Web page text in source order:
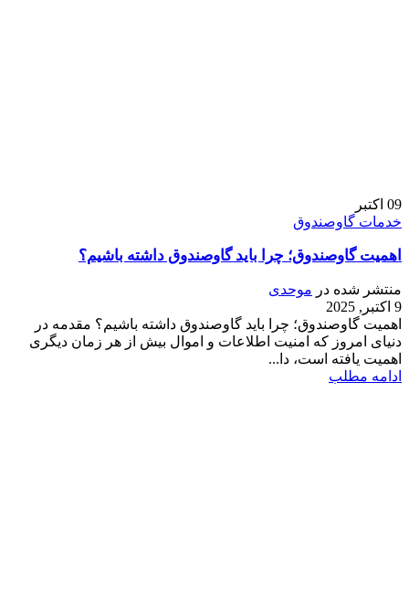
09 اکتبر
خدمات گاوصندوق
اهمیت گاوصندوق؛ چرا باید گاوصندوق داشته باشیم؟
منتشر شده در موحدی
9 اکتبر, 2025
اهمیت گاوصندوق؛ چرا باید گاوصندوق داشته باشیم؟ مقدمه در
دنیای امروز که امنیت اطلاعات و اموال بیش از هر زمان دیگری
اهمیت یافته است، دا...
ادامه مطلب